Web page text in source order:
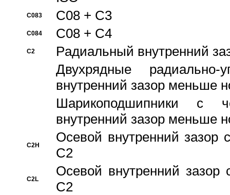
C083 C08 + C3
C084 C08 + C4
C2
Pадиальный внутренний
Двухрядные радиально-
внутренний зазор меньше
Шарикоподшипники с
внутренний зазор меньше
C2H
Осевой внутренний зазор
C2
C2L
Осевой внутренний зазор
C2